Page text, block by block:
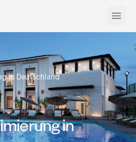
in Deutschland
in